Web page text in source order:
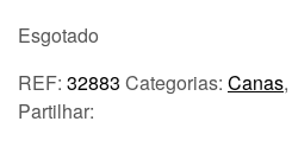
Esgotado
REF: 32883 Categorias: Canas,
Partilhar: